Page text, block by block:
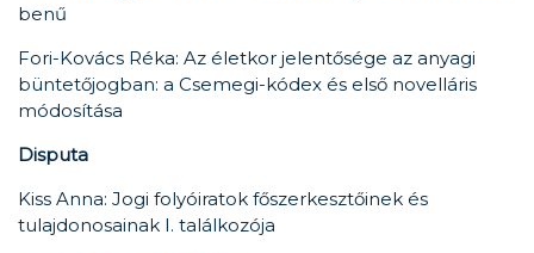
benű
Fori-Kovács Réka: Az életkor jelentősége az anyagi
büntetőjogban: a Csemegi-kódex és első novelláris
módosítása
Disputa
Kiss Anna: Jogi folyóiratok főszerkesztőinek és
tulajdonosainak I. találkozója